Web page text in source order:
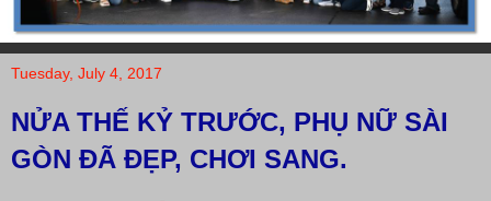
Tuesday, July 4, 2017
NỬA THẾ KỶ TRƯỚC, PHỤ NỮ SÀI
GÒN ĐÃ ĐẸP, CHƠI SANG.